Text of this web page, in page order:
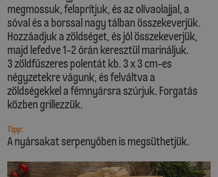
megmossuk, felaprítjuk, és az olívaolajjal, a
sóval és a borssal nagy tálban összekeverjük.
Hozzáadjuk a zöldséget, és jól összekeverjük,
majd lefedve 1-2 órán keresztül marináljuk.
3 zöldfűszeres polentát kb. 3 x 3 cm-es
négyzetekre vágunk, és felváltva a
zöldségekkel a fémnyársra szúrjuk. Forgatás
közben grillezzük.
Tipp:
A nyársakat serpenyőben is megsüthetjük.